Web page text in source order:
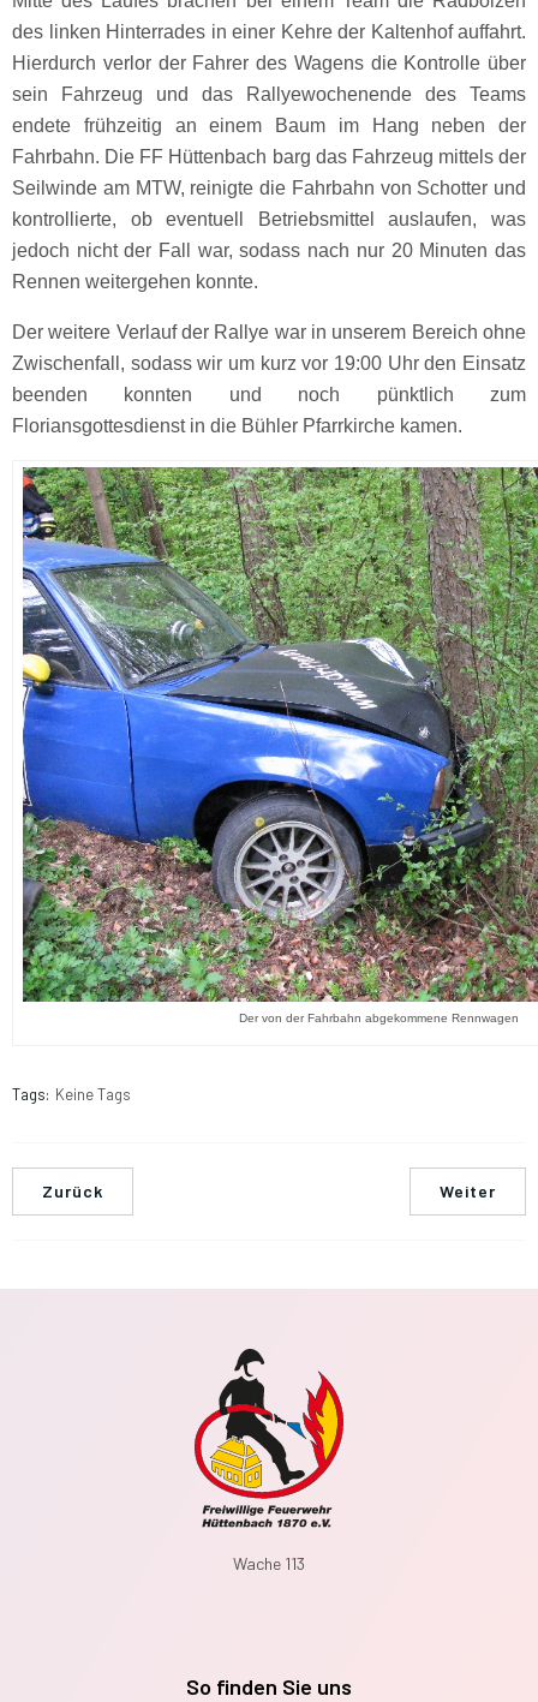
des linken Hinterrades in einer Kehre der Kaltenhof auffahrt.
Hierdurch verlor der Fahrer des Wagens die Kontrolle über
sein Fahrzeug und das Rallyewochenende des Teams
endete frühzeitig an einem Baum im Hang neben der
Fahrbahn. Die FF Hüttenbach barg das Fahrzeug mittels der
Seilwinde am MTW, reinigte die Fahrbahn von Schotter und
kontrollierte, ob eventuell Betriebsmittel auslaufen, was
jedoch nicht der Fall war, sodass nach nur 20 Minuten das
Rennen weitergehen konnte.
Der weitere Verlauf der Rallye war in unserem Bereich ohne
Zwischenfall, sodass wir um kurz vor 19:00 Uhr den Einsatz
beenden konnten und noch pünktlich zum
Floriansgottesdienst in die Bühler Pfarrkirche kamen.
Der von der Fahrbahn abgekommene Rennwagen
Tags: Keine Tags
Zurück Weiter
Wache 113
So finden Sie uns